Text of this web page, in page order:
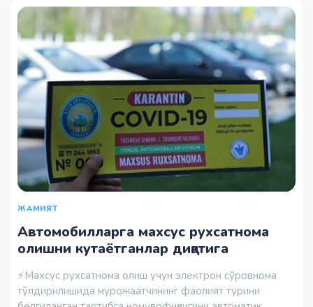
ЖАМИЯТ
Автомобилларга махсус рухсатнома
олишни кутаётганлар диққатига
⚡️Махсус рухсатнома олиш учун электрон сўровнома
тўлдирилишида мурожаатчининг фаолият турини